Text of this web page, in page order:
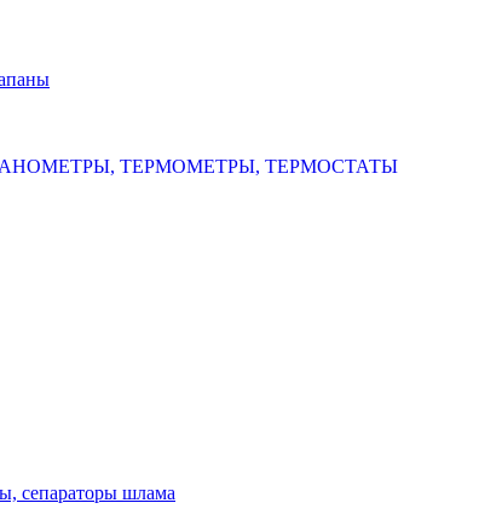
ТЕРМОМЕТРЫ, ТЕРМОСТАТЫ
сепараторы шлама